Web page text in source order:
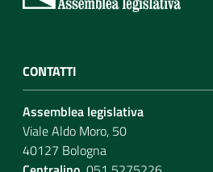
CONTATTI
Assemblea legislativa
Viale Aldo Moro, 50
40127 Bologna